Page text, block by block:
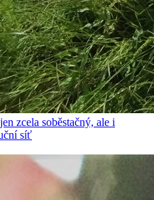
zcela soběstačný, ale i
síť